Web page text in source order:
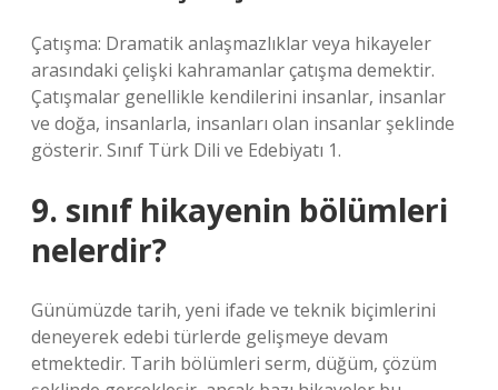
Çatışma: Dramatik anlaşmazlıklar veya hikayeler
arasındaki çelişki kahramanlar çatışma demektir.
Çatışmalar genellikle kendilerini insanlar, insanlar
ve doğa, insanlarla, insanları olan insanlar şeklinde
gösterir. Sınıf Türk Dili ve Edebiyatı 1.
9. sınıf hikayenin bölümleri
nelerdir?
Günümüzde tarih, yeni ifade ve teknik biçimlerini
deneyerek edebi türlerde gelişmeye devam
etmektedir. Tarih bölümleri serm, düğüm, çözüm